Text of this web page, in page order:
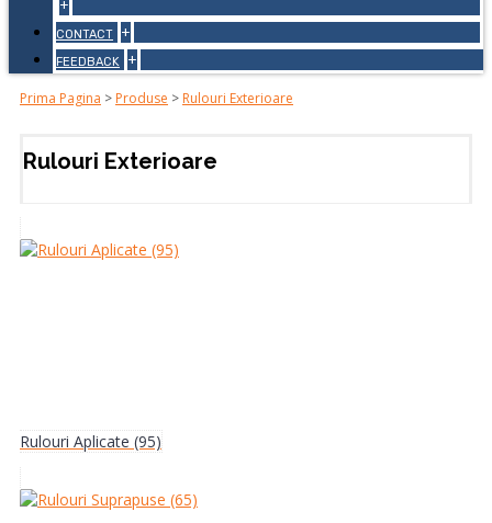
+
CONTACT +
FEEDBACK +
Prima Pagina > Produse > Rulouri Exterioare
Rulouri Exterioare
Rulouri Aplicate (95)